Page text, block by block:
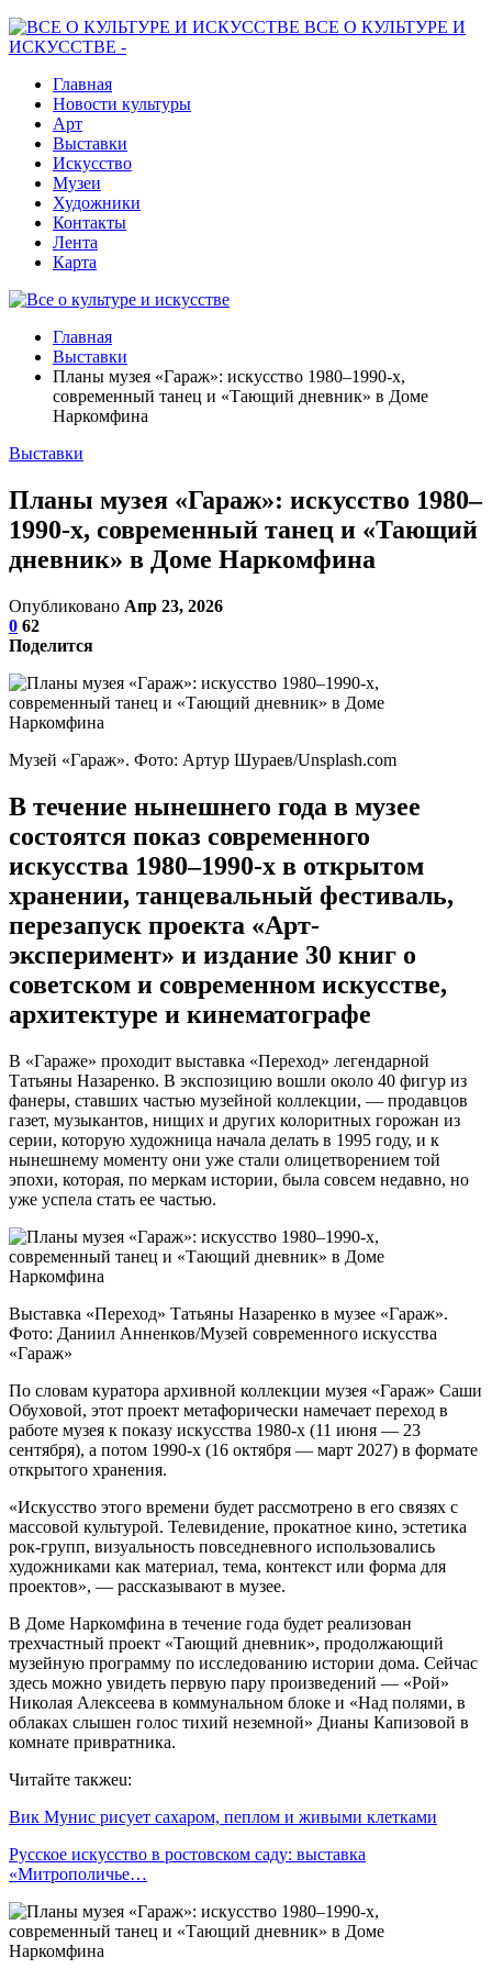
ВСЕ О КУЛЬТУРЕ И
ИСКУССТВЕ -
Главная
Новости культуры
Арт
Выставки
Искусство
Музеи
Художники
Контакты
Лента
Карта
Главная
Выставки
Планы музея «Гараж»: искусство 1980–1990-х,
современный танец и «Тающий дневник» в Доме
Наркомфина
Выставки
Планы музея «Гараж»: искусство 1980–
1990-х, современный танец и «Тающий
дневник» в Доме Наркомфина
Опубликовано Апр 23, 2026
0 62
Поделится
Музей «Гараж». Фото: Артур Шураев/Unsplash.com
В течение нынешнего года в музее
состоятся показ современного
искусства 1980–1990-х в открытом
хранении, танцевальный фестиваль,
перезапуск проекта «Арт-
эксперимент» и издание 30 книг о
советском и современном искусстве,
архитектуре и кинематографе
В «Гараже» проходит выставка «Переход» легендарной
Татьяны Назаренко. В экспозицию вошли около 40 фигур из
фанеры, ставших частью музейной коллекции, — продавцов
газет, музыкантов, нищих и других колоритных горожан из
серии, которую художница начала делать в 1995 году, и к
нынешнему моменту они уже стали олицетворением той
эпохи, которая, по меркам истории, была совсем недавно, но
уже успела стать ее частью.
Выставка «Переход» Татьяны Назаренко в музее «Гараж».
Фото: Даниил Анненков/Музей современного искусства
«Гараж»
По словам куратора архивной коллекции музея «Гараж» Саши
Обуховой, этот проект метафорически намечает переход в
работе музея к показу искусства 1980-х (11 июня — 23
сентября), а потом 1990-х (16 октября — март 2027) в формате
открытого хранения.
«Искусство этого времени будет рассмотрено в его связях с
массовой культурой. Телевидение, прокатное кино, эстетика
рок-групп, визуальность повседневного использовались
художниками как материал, тема, контекст или форма для
проектов», — рассказывают в музее.
В Доме Наркомфина в течение года будет реализован
трехчастный проект «Тающий дневник», продолжающий
музейную программу по исследованию истории дома. Сейчас
здесь можно увидеть первую пару произведений — «Рой»
Николая Алексеева в коммунальном блоке и «Над полями, в
облаках слышен голос тихий неземной» Дианы Капизовой в
комнате привратника.
Читайте такжеu:
Вик Мунис рисует сахаром, пеплом и живыми клетками
Русское искусство в ростовском саду: выставка
«Митрополичье…